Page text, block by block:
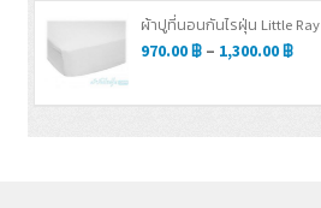
ผ้าปูที่นอนกันไรฝุ่น Little Ray
970.00฿– 1,300.00฿